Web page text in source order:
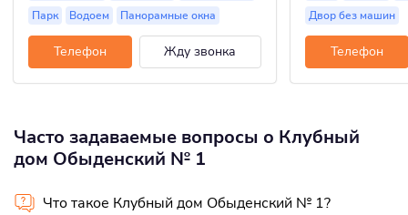
Парк
Водоем Панорамные окна
Телефон Жду звонка
Двор без машин
Телефон
Часто задаваемые вопросы о Клубный
дом Обыденский № 1
Что такое Клубный дом Обыденский № 1?